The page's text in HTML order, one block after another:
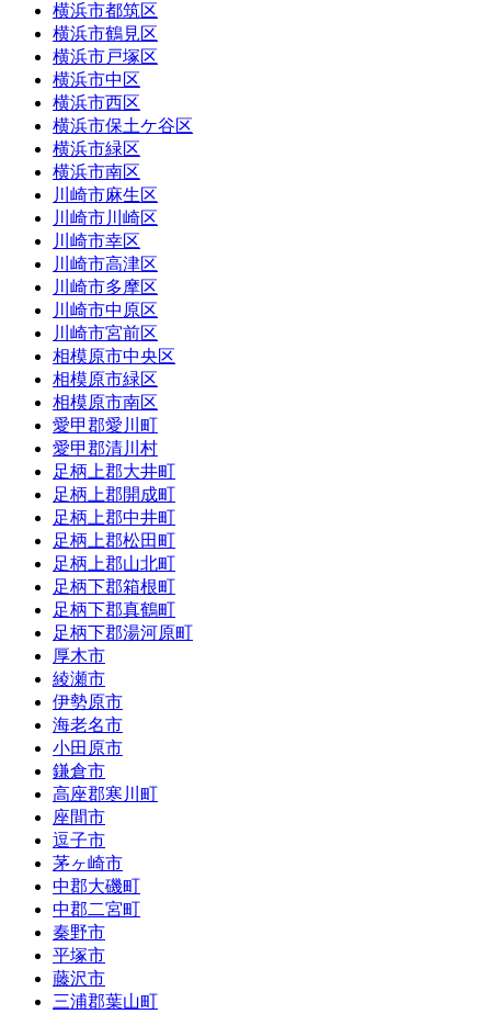
横浜市都筑区
横浜市鶴見区
横浜市戸塚区
横浜市中区
横浜市西区
横浜市保土ケ谷区
横浜市緑区
横浜市南区
川崎市麻生区
川崎市川崎区
川崎市幸区
川崎市高津区
川崎市多摩区
川崎市中原区
川崎市宮前区
相模原市中央区
相模原市緑区
相模原市南区
愛甲郡愛川町
愛甲郡清川村
足柄上郡大井町
足柄上郡開成町
足柄上郡中井町
足柄上郡松田町
足柄上郡山北町
足柄下郡箱根町
足柄下郡真鶴町
足柄下郡湯河原町
厚木市
綾瀬市
伊勢原市
海老名市
小田原市
鎌倉市
高座郡寒川町
座間市
逗子市
茅ヶ崎市
中郡大磯町
中郡二宮町
秦野市
平塚市
藤沢市
三浦郡葉山町